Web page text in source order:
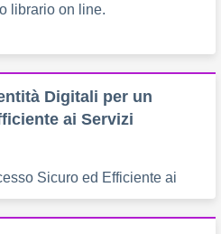
librario on line.
Digitali per un
ai Servizi
Sicuro ed Efficiente ai